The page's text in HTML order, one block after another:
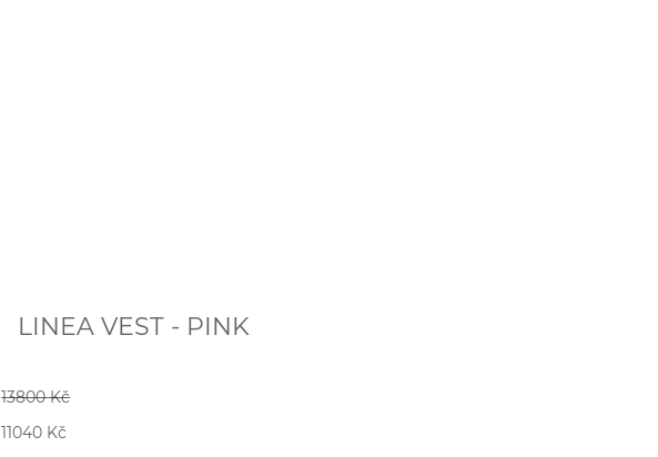
LINEA VEST - PINK
13800 Kč
11040 Kč